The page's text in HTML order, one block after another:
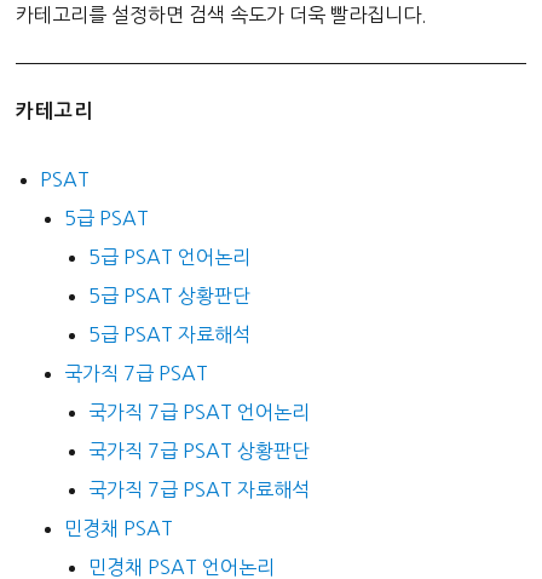
카테고리를 설정하면 검색 속도가 더욱 빨라집니다.
카테고리
PSAT
5급 PSAT
5급 PSAT 언어논리
5급 PSAT 상황판단
5급 PSAT 자료해석
국가직 7급 PSAT
국가직 7급 PSAT 언어논리
국가직 7급 PSAT 상황판단
국가직 7급 PSAT 자료해석
민경채 PSAT
민경채 PSAT 언어논리